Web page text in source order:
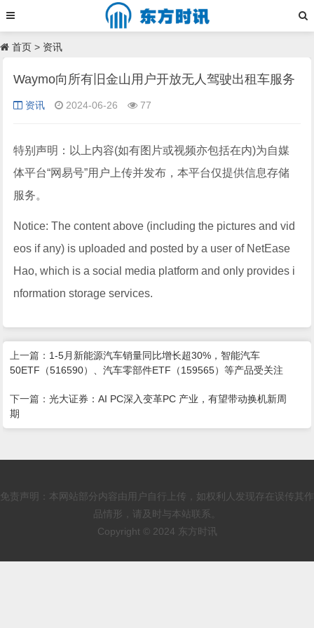
首页 > 资讯
Waymo向所有旧金山用户开放无人驾驶出租车服务
资讯 2024-06-26 77
特别声明：以上内容(如有图片或视频亦包括在内)为自媒
体平台“网易号”用户上传并发布，本平台仅提供信息存储
服务。
Notice: The content above (including the pictures and vid
eos if any) is uploaded and posted by a user of NetEase
Hao, which is a social media platform and only provides i
nformation storage services.
上一篇： 1-5月新能源汽车销量同比增长超30%，智能汽车
50ETF（516590）、汽车零部件ETF（159565）等产品受关注
下一篇：光大证券：AI PC深入变革PC 产业，有望带动换机新周
期
免责声明：本网站部分内容由用户自行上传，如权利人发现存在误传其作
品情形，请及时与本站联系。
Copyright © 2024 东方时讯